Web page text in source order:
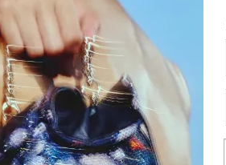
húmedo.
No mojar.
gel ni ningún líquido
ni marcadores.
y guardar en el empaque